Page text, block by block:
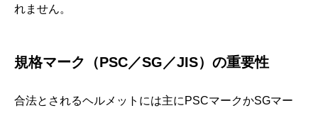
れません。
規格マーク（PSC／SG／JIS）の重要性
合法とされるヘルメットには主にPSCマークかSGマー